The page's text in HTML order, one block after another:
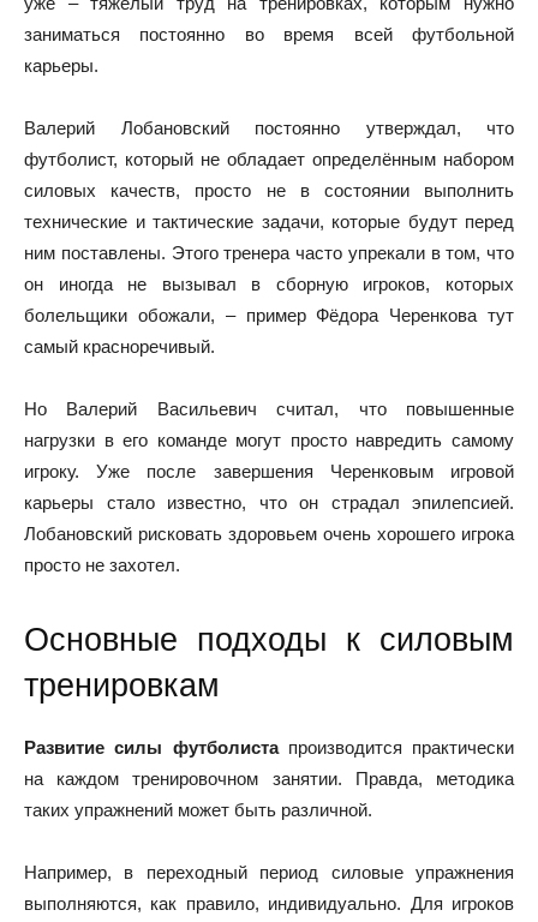
заниматься постоянно во время всей футбольной
карьеры.
Валерий Лобановский постоянно утверждал, что
футболист, который не обладает определённым набором
силовых качеств, просто не в состоянии выполнить
технические и тактические задачи, которые будут перед
ним поставлены. Этого тренера часто упрекали в том, что
он иногда не вызывал в сборную игроков, которых
болельщики обожали, – пример Фёдора Черенкова тут
самый красноречивый.
Но Валерий Васильевич считал, что повышенные
нагрузки в его команде могут просто навредить самому
игроку. Уже после завершения Черенковым игровой
карьеры стало известно, что он страдал эпилепсией.
Лобановский рисковать здоровьем очень хорошего игрока
просто не захотел.
Основные подходы к силовым
тренировкам
Развитие силы футболистапроизводится практически
на каждом тренировочном занятии. Правда, методика
таких упражнений может быть различной.
Например, в переходный период силовые упражнения
выполняются, как правило, индивидуально. Для игроков